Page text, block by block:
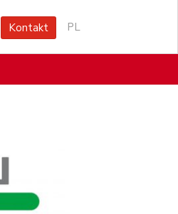
Kontakt PL